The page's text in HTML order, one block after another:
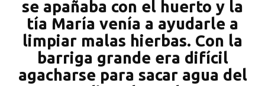
se apañaba con el huerto y la
tía María venía a ayudarle a
limpiar malas hierbas. Con la
barriga grande era difícil
agacharse para sacar agua del